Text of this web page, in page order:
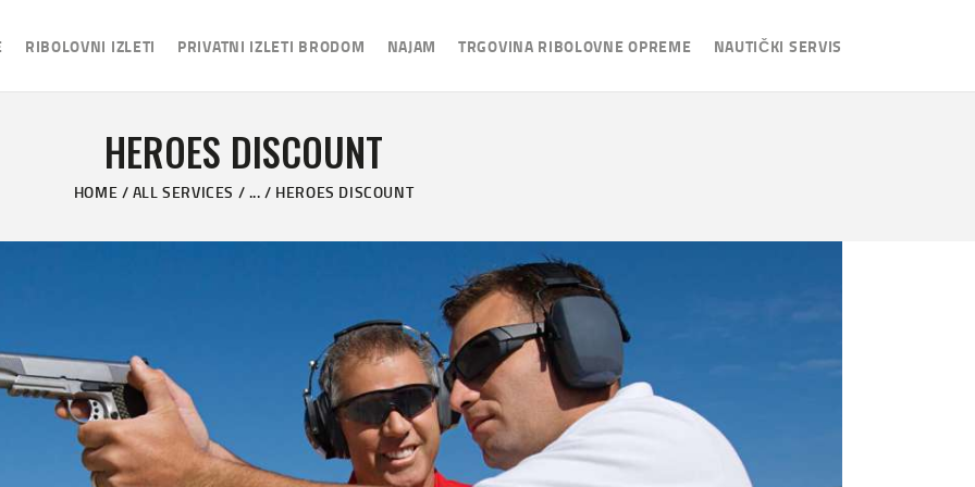
RIBOLOVNI IZLETI PRIVATNI IZLETI BRODOM NAJAM TRGOVINA RIBOLOVNE OPREME NAUTIČKI SERVIS
HEROES DISCOUNT
HOME ALL SERVICES ... HEROES DISCOUNT
BRODOM
NAJAM
NAUTIČKI SERVIS
IZABERI JEZIK:
ENGLISH